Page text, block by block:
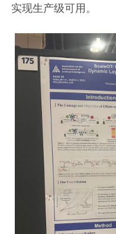
实现生产级可用。